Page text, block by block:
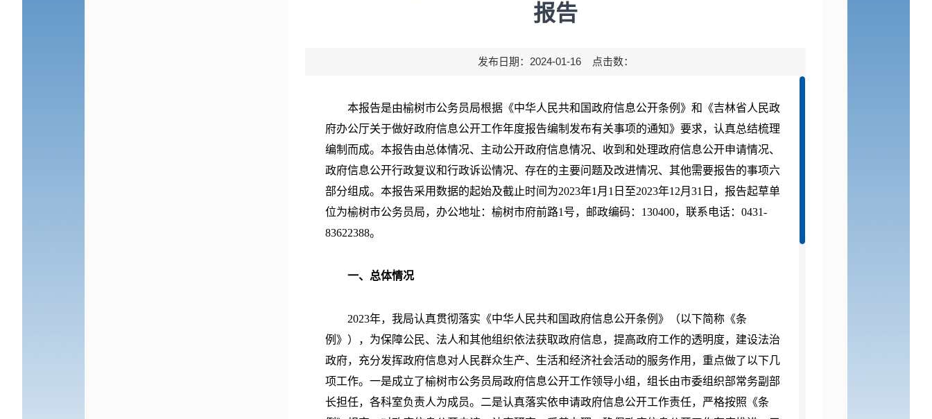
报告
发布日期：2024-01-16 点击数：
本报告是由榆树市公务员局根据《中华人民共和国政府信息公开条例》和《吉林省人民政
府办公厅关于做好政府信息公开工作年度报告编制发布有关事项的通知》要求，认真总结梳理
编制而成。本报告由总体情况、主动公开政府信息情况、收到和处理政府信息公开申请情况、
政府信息公开行政复议和行政诉讼情况、存在的主要问题及改进情况、其他需要报告的事项六
部分组成。本报告采用数据的起始及截止时间为2023年1月1日至2023年12月31日，报告起草单
位为榆树市公务员局，办公地址：榆树市府前路1号，邮政编码：130400，联系电话：0431-
83622388。
一、总体情况
2023年，我局认真贯彻落实《中华人民共和国政府信息公开条例》（以下简称《条
例》），为保障公民、法人和其他组织依法获取政府信息，提高政府工作的透明度，建设法治
政府，充分发挥政府信息对人民群众生产、生活和经济社会活动的服务作用，重点做了以下几
项工作。一是成立了榆树市公务员局政府信息公开工作领导小组，组长由市委组织部常务副部
长担任，各科室负责人为成员。二是认真落实依申请政府信息公开工作责任，严格按照《条